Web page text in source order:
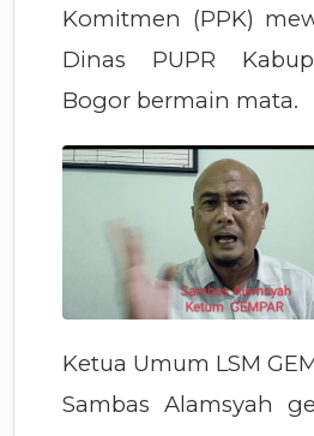
Komitmen (PPK)
Dinas PUPR
Bogor bermain mata.
Ketua Umum LSM
Sambas Alamsyah